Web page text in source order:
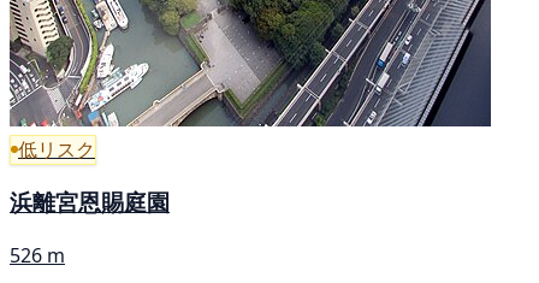
低リスク
浜離宮恩賜庭園
526 m